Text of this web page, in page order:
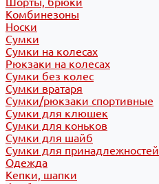
Комбинезоны
Носки
Сумки
Сумки на колесах
Рюкзаки на колесах
Сумки без колес
Сумки вратаря
Сумки/рюкзаки спортивные
Сумки для клюшек
Сумки для коньков
Сумки для шайб
Сумки для принадлежностей
Одежда
Кепки, шапки